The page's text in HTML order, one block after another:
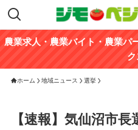
農業求人・農業バイト・農業パ
ク
ホーム 地域ニュース 選挙
【速報】気仙沼市